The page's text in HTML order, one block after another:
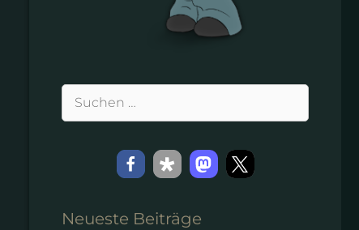
Suchen
Neueste Beiträge